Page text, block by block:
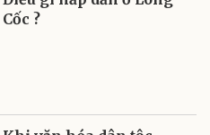
Cốc ?